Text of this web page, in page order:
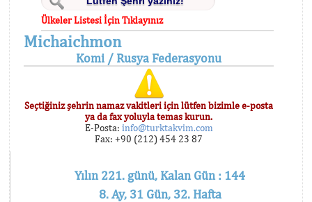
Ülkeler Listesi İçin Tıklayınız
Michaichmon
Komi / Rusya Federasyonu
Seçtiğiniz şehrin namaz vakitleri için lütfen bizimle e-posta
ya da fax yoluyla temas kurun.
E-Posta: info@turktakvim.com
Fax: +90 (212) 454 23 87
Yılın 221. günü, Kalan Gün : 144
8. Ay, 31 Gün, 32. Hafta